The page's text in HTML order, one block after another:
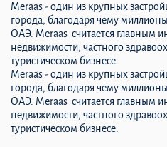
Meraas - один из крупных
города, благодаря чему
ОАЭ. Meraas считается главным
недвижимости, частного
туристическом бизнесе.
Meraas - один из крупных
города, благодаря чему
ОАЭ. Meraas считается главным
недвижимости, частного
туристическом бизнесе.